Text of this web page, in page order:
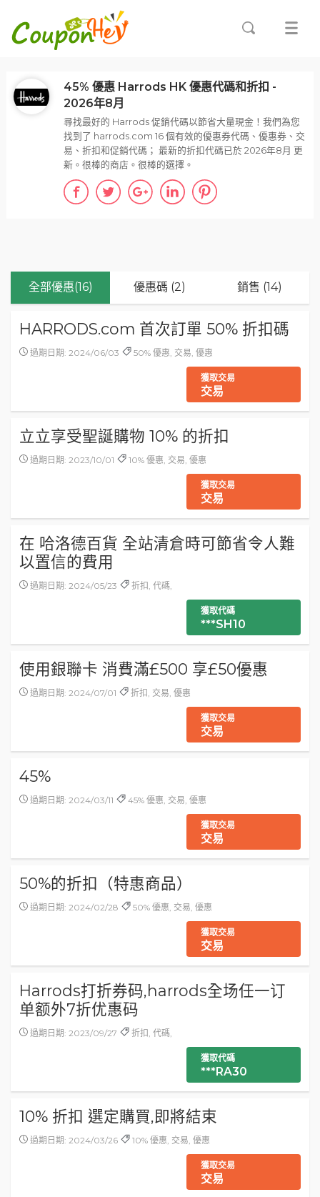
全部優惠(16) 優惠碼 (2) 銷售 (14)
HARRODS.com 首次訂單 50% 折扣碼
過期日期: 2024/06/03 50% 優惠, 交易, 優惠
獲取交易
交易
立立享受聖誕購物 10% 的折扣
過期日期: 2023/10/01 10% 優惠, 交易, 優惠
獲取交易
交易
在 哈洛德百貨 全站清倉時可節省令人難
以置信的費用
過期日期: 2024/05/23 折扣, 代碼,
獲取代碼
***SH10
使用銀聯卡 消費滿£500 享£50優惠
過期日期: 2024/07/01 折扣, 交易, 優惠
獲取交易
交易
45%
過期日期: 2024/03/11 45% 優惠, 交易, 優惠
獲取交易
交易
50%的折扣（特惠商品）
過期日期: 2024/02/28 50% 優惠, 交易, 優惠
獲取交易
交易
Harrods打折券码,harrods全场任一订
单额外7折优惠码
過期日期: 2023/09/27 折扣, 代碼,
獲取代碼
***RA30
10% 折扣 選定購買,即將結束
過期日期: 2024/03/26 10% 優惠, 交易, 優惠
獲取交易
交易
45% 優惠 Harrods HK 優惠代碼和折扣 -
2026年8月
尋找最好的 Harrods 促銷代碼以節省大量現金！我們為您
找到了 harrods.com 16 個有效的優惠券代碼、優惠券、交
易、折扣和促銷代碼； 最新的折扣代碼已於 2026年8月 更
新。很棒的商店。很棒的選擇。